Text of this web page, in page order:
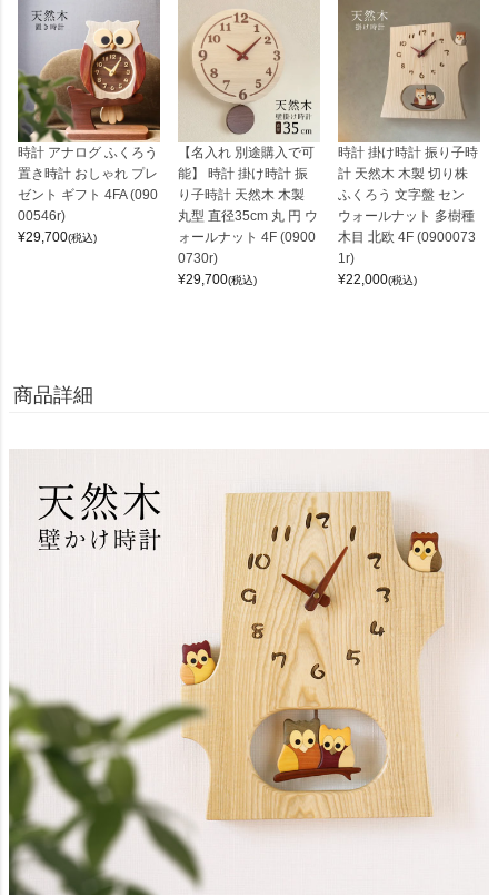
時計 アナログ ふくろう
置き時計 おしゃれ プレ
ゼント ギフト 4FA (090
00546r)
¥29,700(税込)
【名入れ 別途購入で可
能】 時計 掛け時計 振
り子時計 天然木 木製
丸型 直径35cm 丸 円 ウ
ォールナット 4F (0900
0730r)
¥29,700(税込)
時計 掛け時計 振り子時
計 天然木 木製 切り株
ふくろう 文字盤 セン
ウォールナット 多樹種
木目 北欧 4F (0900073
1r)
¥22,000(税込)
商品詳細